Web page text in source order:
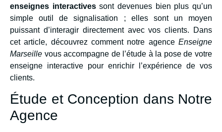
enseignes interactivessont devenues bien plus qu’un
simple outil de signalisation ; elles sont un moyen
puissant d’interagir directement avec vos clients. Dans
cet article, découvrez comment notre agence Enseigne
Marseille vous accompagne de l’étude à la pose de votre
enseigne interactive pour enrichir l’expérience de vos
clients.
Étude et Conception dans Notre
Agence